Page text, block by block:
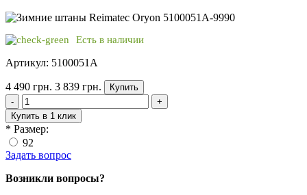
Есть в наличии
Артикул: 5100051A
4 490 грн. 3 839 грн.
Купить
-
+
Купить в 1 клик
* Размер:
92
Задать вопрос
Возникли вопросы?